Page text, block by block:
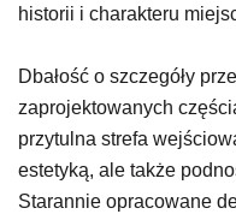
historii i charakteru
Dbałość o szczegóły
zaprojektowanych
przytulna strefa
estetyką, ale także
Starannie opracowane